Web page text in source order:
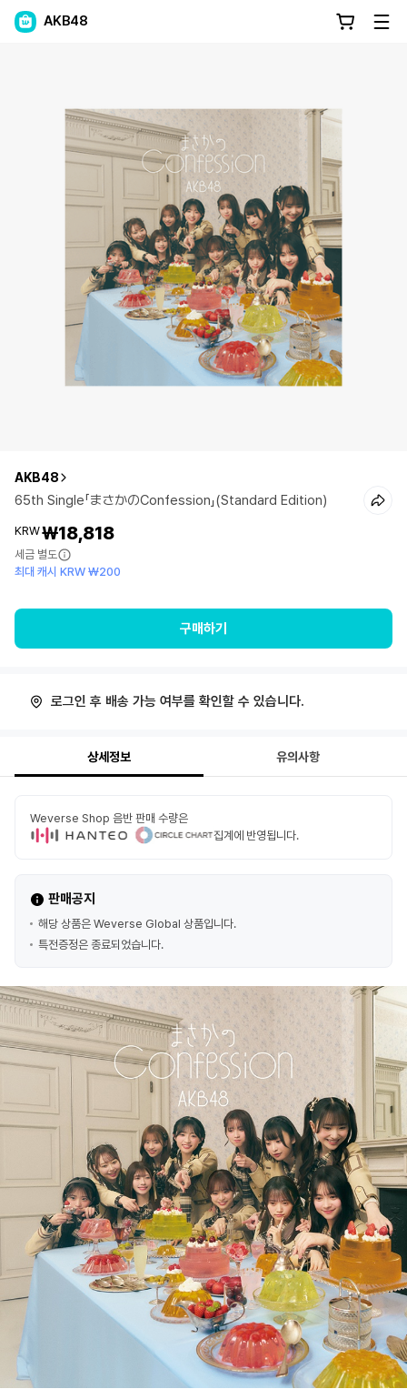
AKB48
AKB48
65th Single「まさかのConfession」(Standard Edition)
KRW₩18,818
세금 별도
최대 캐시 KRW ₩200
구매하기
로그인 후 배송 가능 여부를 확인할 수 있습니다.
상세정보 유의사항
Weverse Shop 음반 판매 수량은
집계에 반영됩니다.
판매공지
해당 상품은 Weverse Global 상품입니다.
특전증정은 종료되었습니다.